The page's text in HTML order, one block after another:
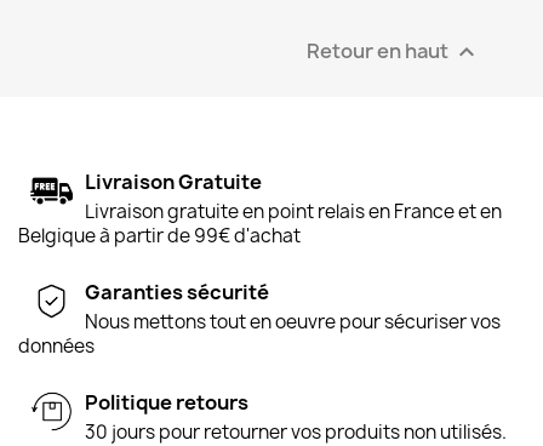
Retour en haut 
Livraison Gratuite
Livraison gratuite en point relais en France et en
Belgique à partir de 99€ d'achat
Garanties sécurité
Nous mettons tout en oeuvre pour sécuriser vos
données
Politique retours
30 jours pour retourner vos produits non utilisés.